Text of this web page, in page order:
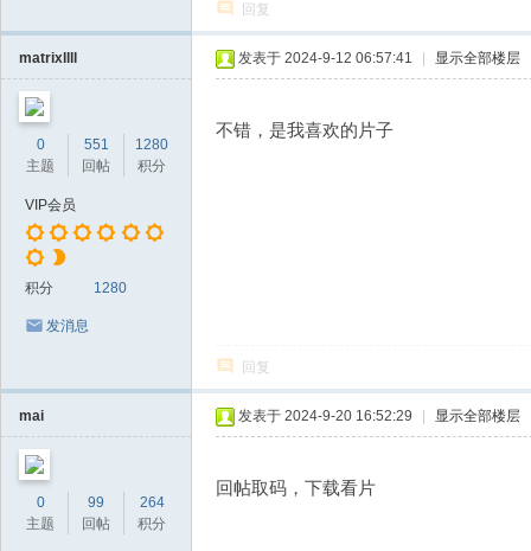
回复
matrixllll
0
主题
551
回帖
1280
积分
VIP会员
积分 1280
发消息
发表于 2024-9-12 06:57:41 显示全部楼层
不错，是我喜欢的片子
回复
mai
0
主题
99
回帖
264
积分
发表于 2024-9-20 16:52:29 显示全部楼层
回帖取码，下载看片